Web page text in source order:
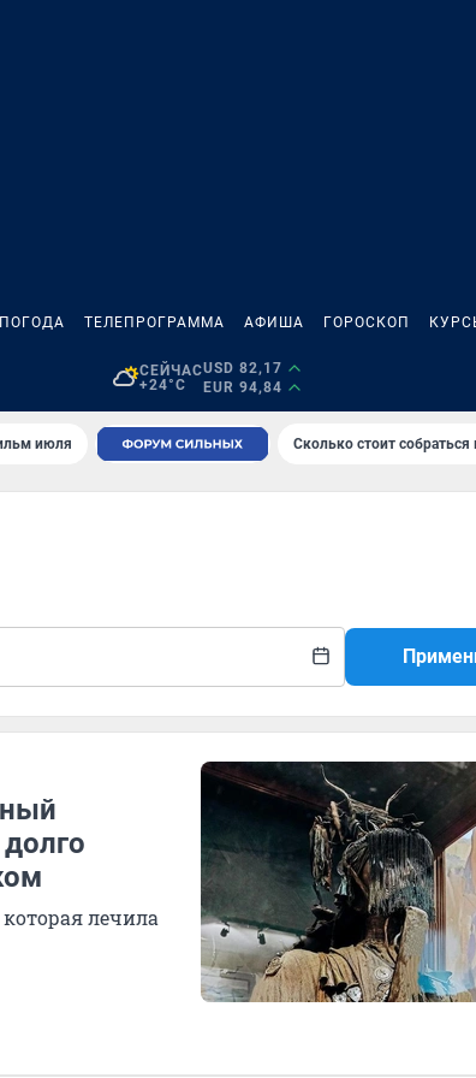
ПОГОДА ТЕЛЕПРОГРАММА АФИША ГОРОСКОП
СЕЙЧАС
+24°C
USD 82,17
EUR 94,84
июля Сколько стоит
лечила